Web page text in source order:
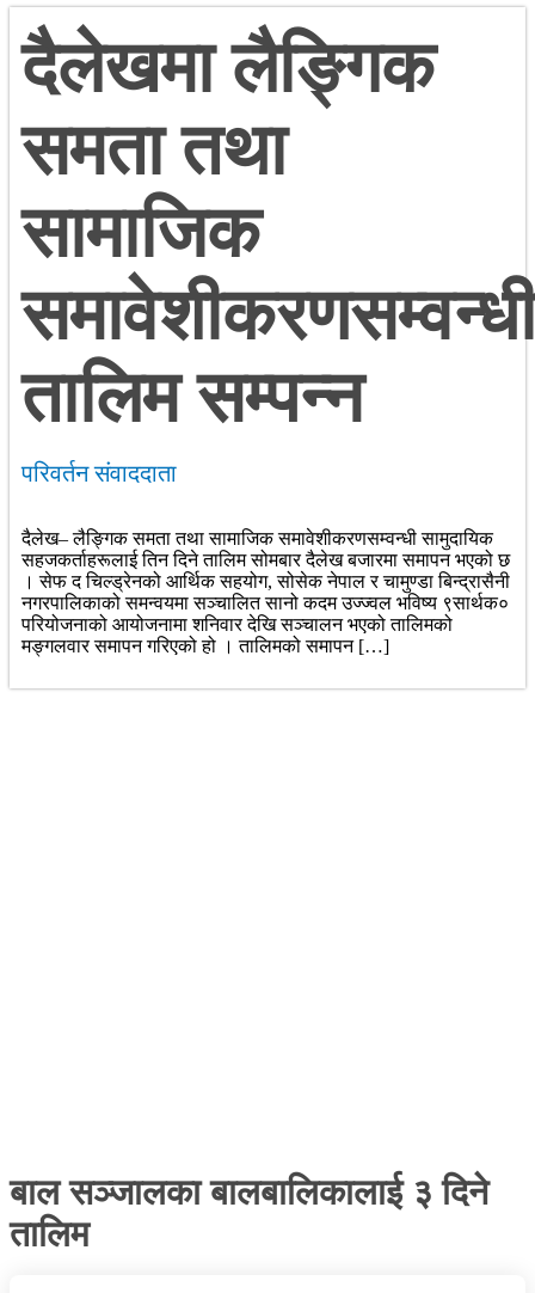
दैलेखमा लैङ्गिक
समता तथा
सामाजिक
समावेशीकरणसम्वन्धी
तालिम सम्पन्न
परिवर्तन संवाददाता
दैलेख– लैङ्गिक समता तथा सामाजिक समावेशीकरणसम्वन्धी सामुदायिक
सहजकर्ताहरूलाई तिन दिने तालिम सोमबार दैलेख बजारमा समापन भएको छ
। सेफ द चिल्ड्रेनको आर्थिक सहयोग, सोसेक नेपाल र चामुण्डा बिन्द्रासैनी
नगरपालिकाको समन्वयमा सञ्चालित सानो कदम उज्ज्वल भविष्य ९सार्थक०
परियोजनाको आयोजनामा शनिवार देखि सञ्चालन भएको तालिमको
मङ्गलवार समापन गरिएको हो । तालिमको समापन […]
बाल सञ्जालका बालबालिकालाई ३ दिने
तालिम